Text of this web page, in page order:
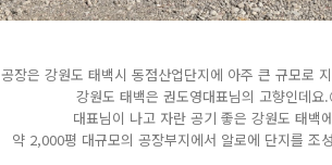
공장은 강원도 태백시 동점산업단지에 아주 큰 규모로
강원도 태백은 권도영대표님의 고향인데요
대표님이 나고 자란 공기 좋은 강원도 태백
약 2,000평 대규모의 공장부지에서 알로에 단지를 조